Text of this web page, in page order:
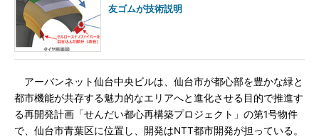
友ゴムが技術説明
アーバンネット仙台中央ビルは、仙台市が都心部を豊かな緑と
都市機能が共存する魅力的なエリアへと進化させる目的で推進す
る再開発計画「せんだい都心再構築プロジェクト」の第1号物件
で、仙台市青葉区に位置し、開発はNTT都市開発が担っている。